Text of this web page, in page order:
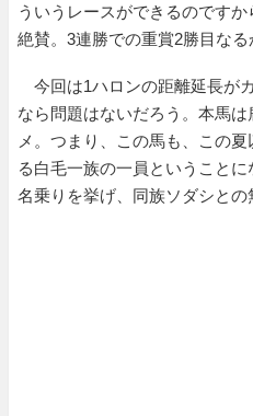
ういうレースができるのです
絶賛。3連勝での重賞2勝目なる
今回は1ハロンの距離延長が
なら問題はないだろう。本馬
メ。つまり、この馬も、この
る白毛一族の一員ということ
名乗りを挙げ、同族ソダシとの